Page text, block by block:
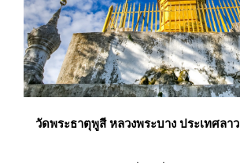
วัดพระธาตุพูสี หลวงพระบาง ประเทศลาว